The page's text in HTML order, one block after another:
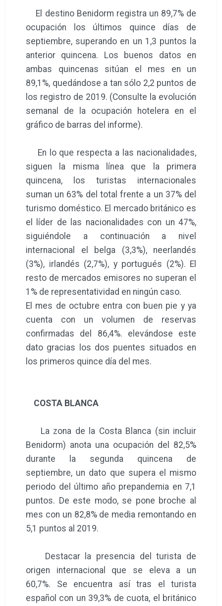
El destino Benidorm registra un 89,7% de
ocupación los últimos quince días de
septiembre, superando en un 1,3 puntos la
anterior quincena. Los buenos datos en
ambas quincenas sitúan el mes en un
89,1%, quedándose a tan sólo 2,2 puntos de
los registro de 2019. (Consulte la evolución
semanal de la ocupación hotelera en el
gráfico de barras del informe).
En lo que respecta a las nacionalidades,
siguen la misma línea que la primera
quincena, los turistas internacionales
suman un 63% del total frente a un 37% del
turismo doméstico. El mercado británico es
el líder de las nacionalidades con un 47%,
siguiéndole a continuación a nivel
internacional el belga (3,3%), neerlandés
(3%), irlandés (2,7%), y portugués (2%). El
resto de mercados emisores no superan el
1% de representatividad en ningún caso.
El mes de octubre entra con buen pie y ya
cuenta con un volumen de reservas
confirmadas del 86,4%. elevándose este
dato gracias los dos puentes situados en
los primeros quince día del mes.
COSTA BLANCA
La zona de la Costa Blanca (sin incluir
Benidorm) anota una ocupación del 82,5%
durante la segunda quincena de
septiembre, un dato que supera el mismo
periodo del último año prepandemia en 7,1
puntos. De este modo, se pone broche al
mes con un 82,8% de media remontando en
5,1 puntos al 2019.
Destacar la presencia del turista de
origen internacional que se eleva a un
60,7%. Se encuentra así tras el turista
español con un 39,3% de cuota, el británico